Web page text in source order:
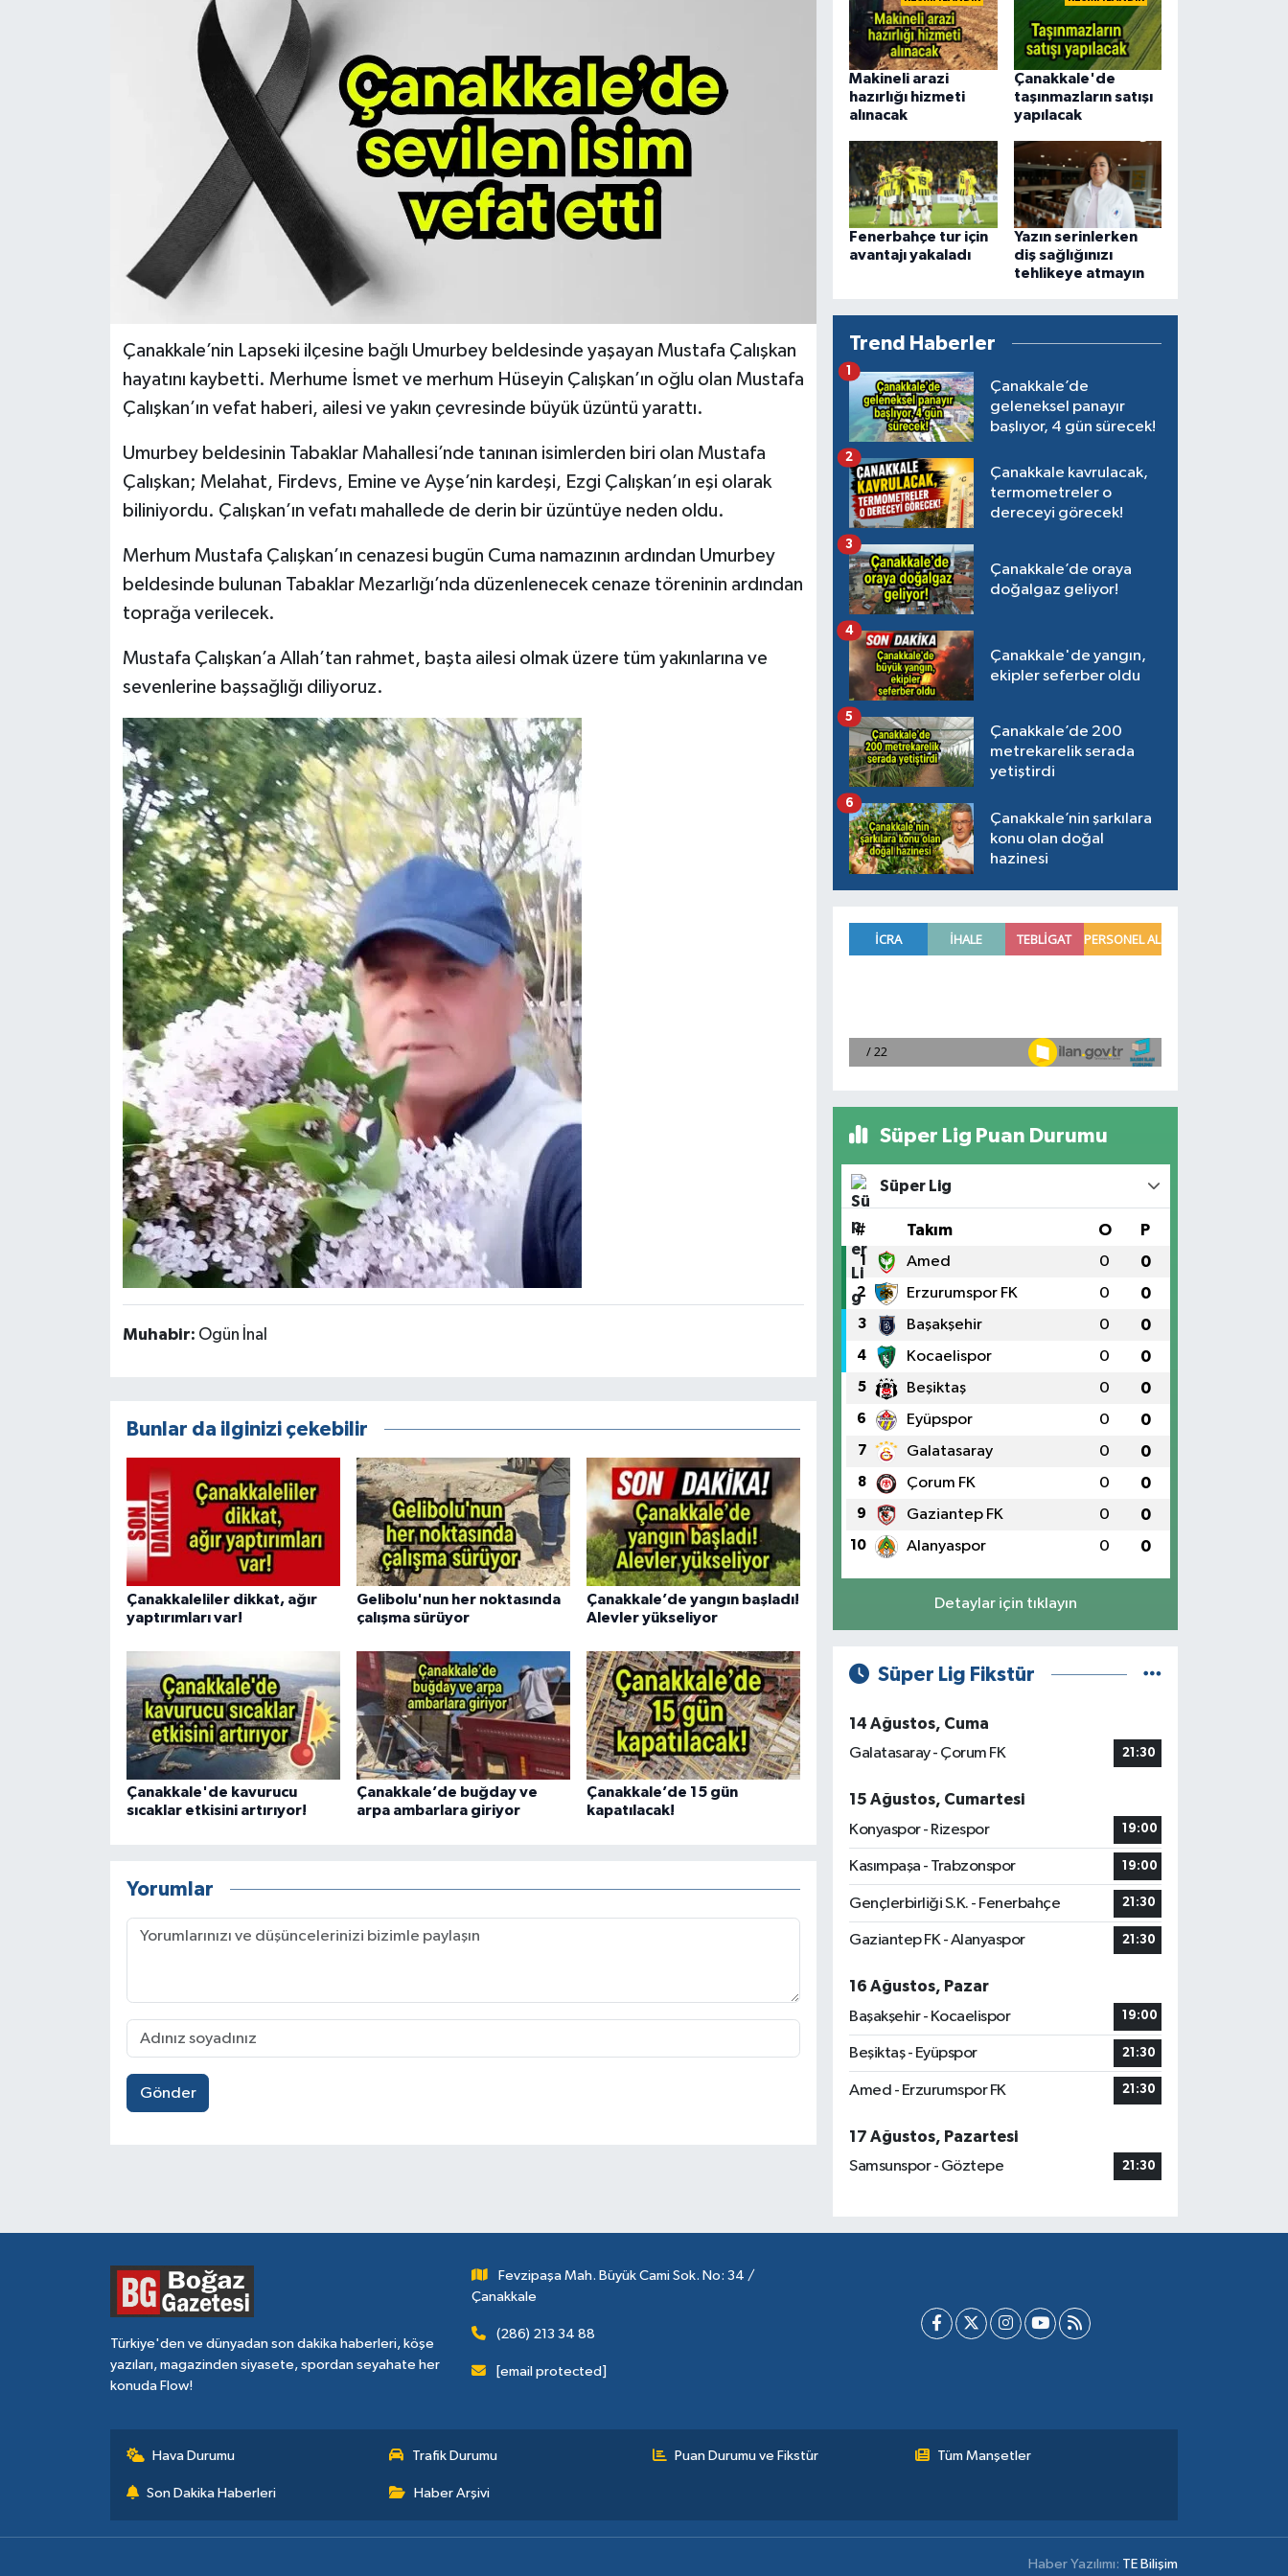
Çanakkale’nin Lapseki ilçesine bağlı Umurbey beldesinde yaşayan Mustafa Çalışkan
hayatını kaybetti. Merhume İsmet ve merhum Hüseyin Çalışkan’ın oğlu olan Mustafa
Çalışkan’ın vefat haberi, ailesi ve yakın çevresinde büyük üzüntü yarattı.
Umurbey beldesinin Tabaklar Mahallesi’nde tanınan isimlerden biri olan Mustafa
Çalışkan; Melahat, Firdevs, Emine ve Ayşe’nin kardeşi, Ezgi Çalışkan’ın eşi olarak
biliniyordu. Çalışkan’ın vefatı mahallede de derin bir üzüntüye neden oldu.
Merhum Mustafa Çalışkan’ın cenazesi bugün Cuma namazının ardından Umurbey
beldesinde bulunan Tabaklar Mezarlığı’nda düzenlenecek cenaze töreninin ardından
toprağa verilecek.
Mustafa Çalışkan’a Allah’tan rahmet, başta ailesi olmak üzere tüm yakınlarına ve
sevenlerine başsağlığı diliyoruz.
Muhabir: Ogün İnal
Bunlar da ilginizi çekebilir
Çanakkaleliler dikkat, ağır
yaptırımları var!
Gelibolu'nun her noktasında
çalışma sürüyor
Çanakkale’de yangın başladı!
Alevler yükseliyor
Çanakkale'de kavurucu
sıcaklar etkisini artırıyor!
Çanakkale’de buğday ve
arpa ambarlara giriyor
Çanakkale’de 15 gün
kapatılacak!
Yorumlar
Gönder
Makineli arazi
hazırlığı hizmeti
alınacak
Çanakkale'de
taşınmazların satışı
yapılacak
Fenerbahçe tur için
avantajı yakaladı
Yazın serinlerken
diş sağlığınızı
tehlikeye atmayın
Trend Haberler
Çanakkale’de
geleneksel panayır
başlıyor, 4 gün sürecek!
1
Çanakkale kavrulacak,
termometreler o
dereceyi görecek!
2
Çanakkale’de oraya
doğalgaz geliyor!
3
Çanakkale'de yangın,
ekipler seferber oldu
4
Çanakkale’de 200
metrekarelik serada
yetiştirdi
5
Çanakkale’nin şarkılara
konu olan doğal
hazinesi
6
Süper Lig Puan Durumu
Süper Lig
# Takım O P
1 Amed 0 0
2 Erzurumspor FK 0 0
3 Başakşehir 0 0
4 Kocaelispor 0 0
5 Beşiktaş 0 0
6 Eyüpspor 0 0
7 Galatasaray 0 0
8 Çorum FK 0 0
9 Gaziantep FK 0 0
10 Alanyaspor 0 0
Detaylar için tıklayın
Süper Lig Fikstür
14 Ağustos, Cuma
Galatasaray - Çorum FK
21:30
15 Ağustos, Cumartesi
Konyaspor - Rizespor
19:00
Kasımpaşa - Trabzonspor 19:00
Gençlerbirliği S.K. - Fenerbahçe 21:30
Gaziantep FK - Alanyaspor 21:30
16 Ağustos, Pazar
Başakşehir - Kocaelispor
19:00
Beşiktaş - Eyüpspor 21:30
Amed - Erzurumspor FK 21:30
17 Ağustos, Pazartesi
Samsunspor - Göztepe
21:30
Türkiye'den ve dünyadan son dakika haberleri, köşe
yazıları, magazinden siyasete, spordan seyahate her
konuda Flow!
Fevzipaşa Mah. Büyük Cami Sok. No: 34 /
Çanakkale
(286) 213 34 88
[email protected]
Hava Durumu Trafik Durumu Puan Durumu ve Fikstür Tüm Manşetler
Son Dakika Haberleri Haber Arşivi
Haber Yazılımı: TE Bilişim